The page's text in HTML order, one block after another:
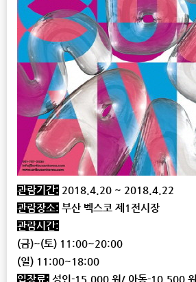
관람기간: 2018.4.20 ~ 2018.4.22
관람장소: 부산 벡스코 제1전시장
관람시간:
(금)~(토) 11:00~20:00
(일) 11:00~18:00
입장료: 성인-15,000 원/ 아동-10,500 원